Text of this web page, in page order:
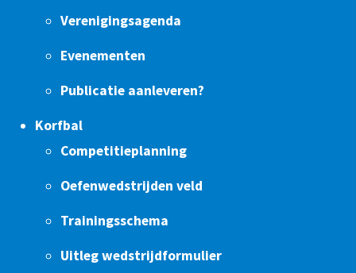
Verenigingsagenda
Evenementen
Publicatie aanleveren?
Korfbal
Competitieplanning
Oefenwedstrijden veld
Trainingsschema
Uitleg wedstrijdformulier